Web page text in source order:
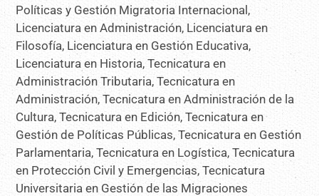
Políticas y Gestión Migratoria Internacional,
Licenciatura en Administración, Licenciatura en
Filosofía, Licenciatura en Gestión Educativa,
Licenciatura en Historia, Tecnicatura en
Administración Tributaria, Tecnicatura en
Administración, Tecnicatura en Administración de la
Cultura, Tecnicatura en Edición, Tecnicatura en
Gestión de Políticas Públicas, Tecnicatura en Gestión
Parlamentaria, Tecnicatura en Logística, Tecnicatura
en Protección Civil y Emergencias, Tecnicatura
Universitaria en Gestión de las Migraciones